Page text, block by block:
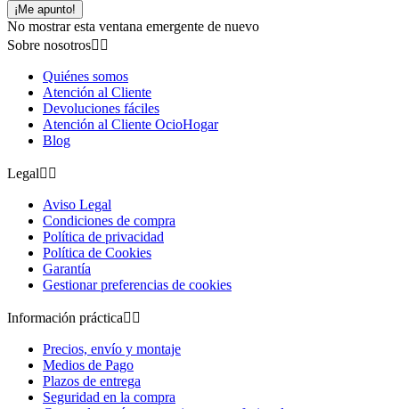
¡Me apunto!
No mostrar esta ventana emergente de nuevo
Sobre nosotros 
Quiénes somos
Atención al Cliente
Devoluciones fáciles
Atención al Cliente OcioHogar
Blog
Legal 
Aviso Legal
Condiciones de compra
Política de privacidad
Política de Cookies
Garantía
Gestionar preferencias de cookies
Información práctica 
Precios, envío y montaje
Medios de Pago
Plazos de entrega
Seguridad en la compra